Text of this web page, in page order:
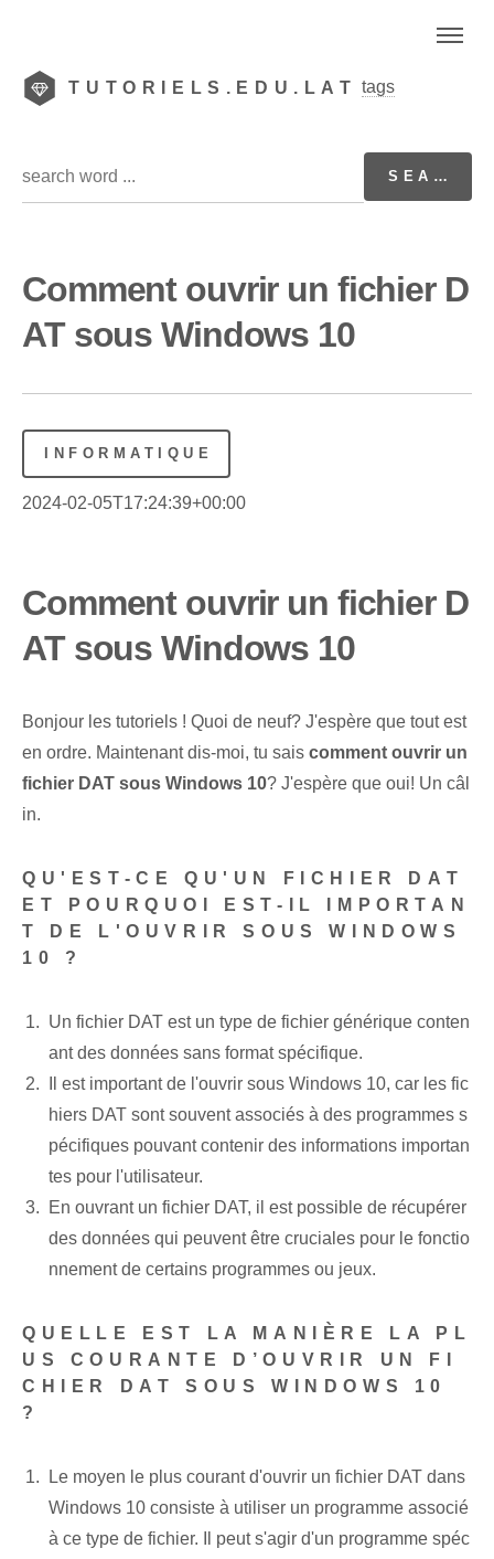
TUTORIELS.EDU.LAT tags
Comment ouvrir un fichier D
AT sous Windows 10
INFORMATIQUE
2024-02-05T17:24:39+00:00
Comment ouvrir un fichier D
AT sous Windows 10
Bonjour les tutoriels ! Quoi de neuf? J'espère que tout est
en ordre. Maintenant dis-moi, tu sais comment ouvrir un
fichier DAT sous Windows 10? J'espère que oui! Un câl
in.
QU'EST-CE QU'UN FICHIER DAT
ET POURQUOI EST-IL IMPORTAN
T DE L'OUVRIR SOUS WINDOWS
10 ?
Un fichier DAT est un type de fichier générique conten
ant des données sans format spécifique.
Il est important de l'ouvrir sous Windows 10, car les fic
hiers DAT sont souvent associés à des programmes s
pécifiques pouvant contenir des informations importan
tes pour l'utilisateur.
En ouvrant un fichier DAT, il est possible de récupérer
des données qui peuvent être cruciales pour le fonctio
nnement de certains programmes ou jeux.
QUELLE EST LA MANIÈRE LA PL
US COURANTE D’OUVRIR UN FI
CHIER DAT SOUS WINDOWS 10
?
Le moyen le plus courant d'ouvrir un fichier DAT dans
Windows 10 consiste à utiliser un programme associé
à ce type de fichier. Il peut s'agir d'un programme spéc